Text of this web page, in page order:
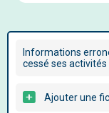
Informations
cessé ses activités
Ajouter une